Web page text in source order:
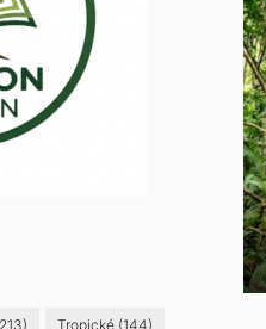
Tropické (144)